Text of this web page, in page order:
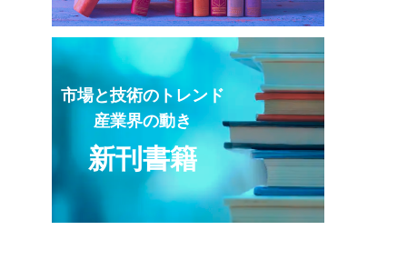
市場と技術のトレンド
産業界の動き
新刊書籍